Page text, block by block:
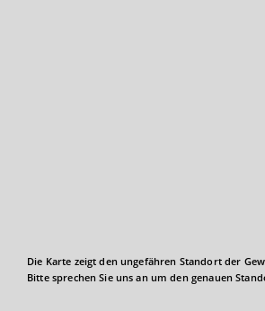
Die Karte zeigt den ungefähren Standort der
Bitte sprechen Sie uns an um den genauen